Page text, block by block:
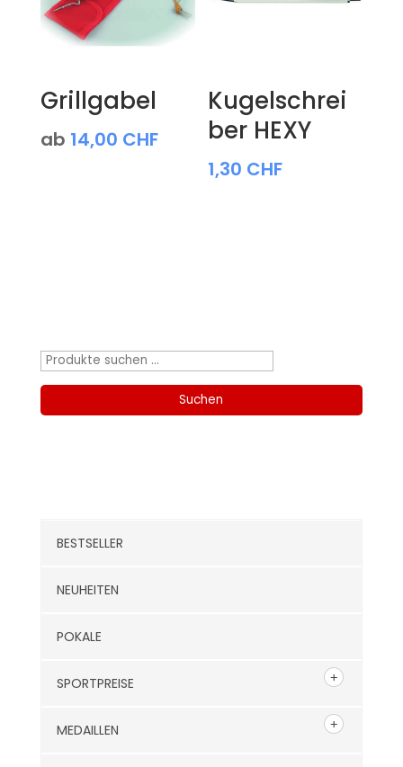
Grillgabel
ab 14,00 CHF
Kugelschrei
ber HEXY
1,30 CHF
Suchen
Suchen
BESTSELLER
NEUHEITEN
POKALE
SPORTPREISE
MEDAILLEN